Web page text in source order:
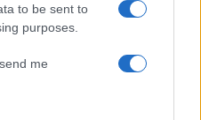
to be sent to
purposes.
me
11:2431.05.23
αναπηρικό καροτσάκι
– Φήμες ότι η υγεία